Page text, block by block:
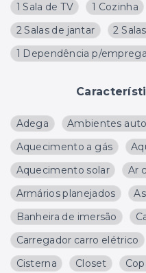
1 Sala de TV
1 Cozinha
2 Salas de jantar
2
1 Dependência p/
Adega
Ambientes
Aquecimento a gás
Aquecimento solar
Ar
Armários planejados
Banheira de imersão
Carregador carro elétrico
Cisterna
Closet